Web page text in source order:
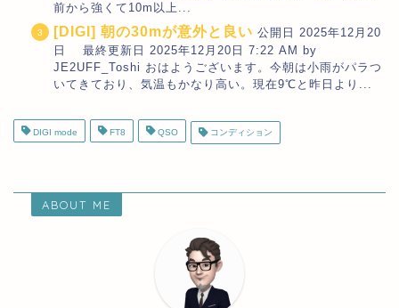
前から強くて10m以上...
[DIGI] 朝の30mが意外と良い 公開日 2025年12月20
日 最終更新日 2025年12月20日 7:22 AM by
JE2UFF_Toshi おはようございます。今朝は小雨がパラつ
いてきており、気温もかなり高い。現在9℃と昨日より...
DIGI mode FT8 QSO コンディション
ABOUT ME